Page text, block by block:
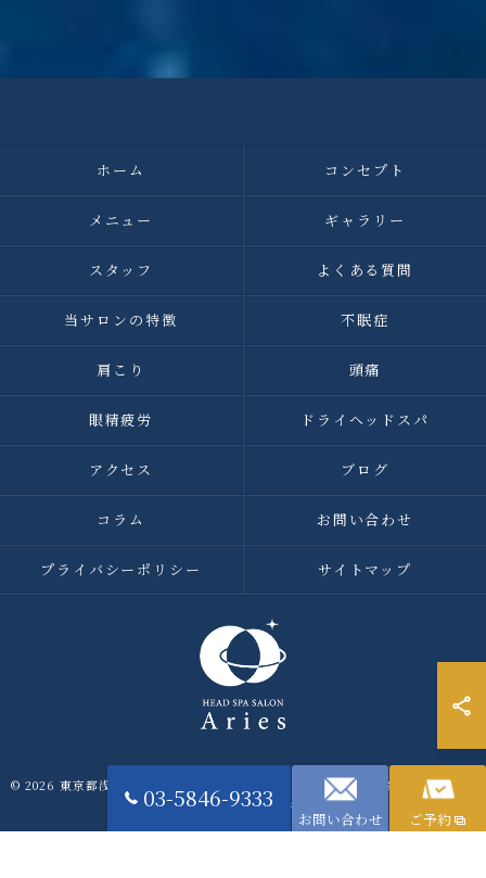
03-5846-9333
お問い合わせ ご予約
ホーム コンセプト
メニュー ギャラリー
スタッフ よくある質問
当サロンの特徴 不眠症
肩こり 頭痛
眼精疲労 ドライヘッドスパ
アクセス ブログ
コラム お問い合わせ
プライバシーポリシー サイトマップ
© 2026 東京都浅草橋のヘッドスパなら浅草橋ドライヘッドスパ専門店アリエス
ALL RIGHTS RESERVED.